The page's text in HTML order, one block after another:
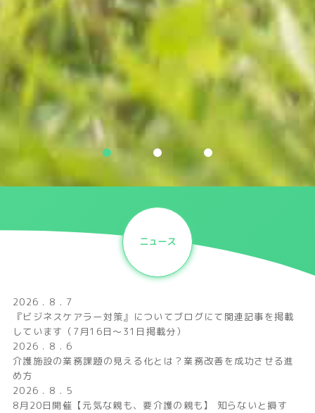
ニュース
2026 . 8 . 7
『ビジネスケアラー対策』についてブログにて関連記事を掲載
しています（7月16日〜31日掲載分）
2026 . 8 . 6
介護施設の業務課題の見える化とは？業務改善を成功させる進
め方
2026 . 8 . 5
8月20日開催【元気な親も、要介護の親も】 知らないと損す